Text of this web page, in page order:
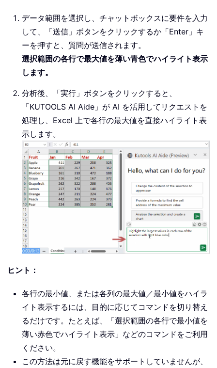
データ範囲を選択し、チャットボックスに要件を入力
して、「送信」ボタンをクリックするか「Enter」キ
ーを押すと、質問が送信されます。
選択範囲の各行で最大値を薄い青色でハイライト表示
します。
分析後、「実行」ボタンをクリックすると、
「KUTOOLS AI Aide」が AI を活用してリクエストを
処理し、Excel 上で各行の最大値を直接ハイライト表
示します。
ヒント：
各行の最小値、または各列の最大値／最小値をハイラ
イト表示するには、目的に応じてコマンドを切り替え
るだけです。たとえば、「選択範囲の各行で最小値を
薄い赤色でハイライト表示」などのコマンドをご利用
ください。
この方法は元に戻す機能をサポートしていませんが、